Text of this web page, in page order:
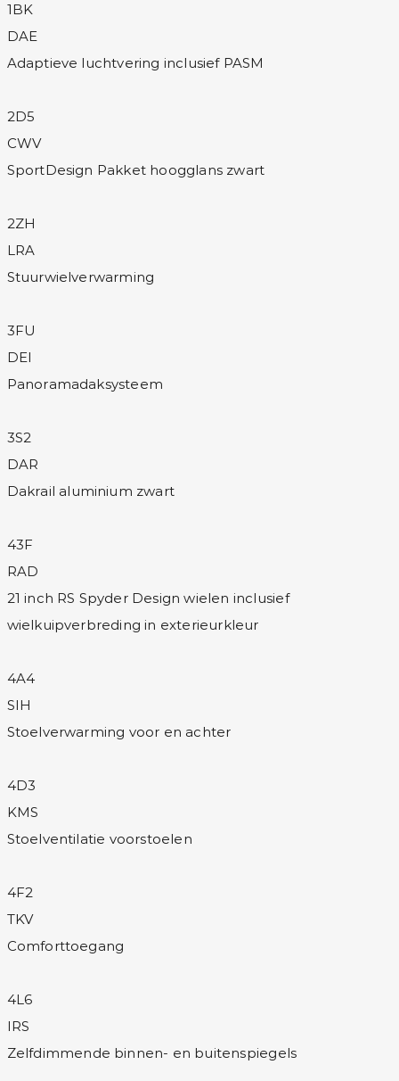
1BK
DAE
Adaptieve luchtvering inclusief PASM
2D5
CWV
SportDesign Pakket hoogglans zwart
2ZH
LRA
Stuurwielverwarming
3FU
DEI
Panoramadaksysteem
3S2
DAR
Dakrail aluminium zwart
43F
RAD
21 inch RS Spyder Design wielen inclusief
wielkuipverbreding in exterieurkleur
4A4
SIH
Stoelverwarming voor en achter
4D3
KMS
Stoelventilatie voorstoelen
4F2
TKV
Comforttoegang
4L6
IRS
Zelfdimmende binnen- en buitenspiegels